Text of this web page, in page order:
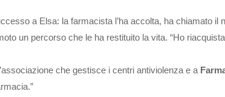
a Elsa: la farmacista l’ha accolta, ha chiamato il
un percorso che le ha restituito la vita. “Ho
che gestisce i centri antiviolenza e a